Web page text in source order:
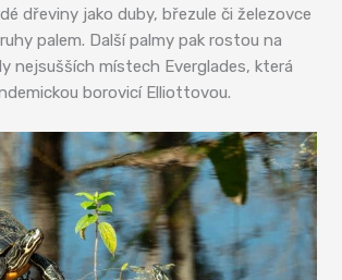
dřeviny jako duby, březule či železovce
palem. Další palmy pak rostou na
nejsušších místech Everglades, která
borovicí Elliottovou.